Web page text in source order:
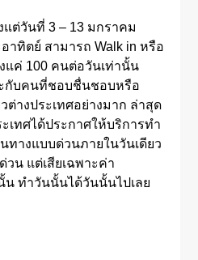
ต่วันที่ 3 – 13 มกราคม
าทิตย์ สามารถ Walk in หรือ
แค่ 100 คนต่อวันเท่านั้น
ะกับคนที่ชอบชื่นชอบหรือ
ต่างประเทศอย่างมาก ล่าสุด
เทศได้ประกาศให้บริการทำ
ทางแบบด่วนภายในวันเดียว
วน แต่เสียเฉพาะค่า
น ทำวันนั้นได้วันนั้นไปเลย